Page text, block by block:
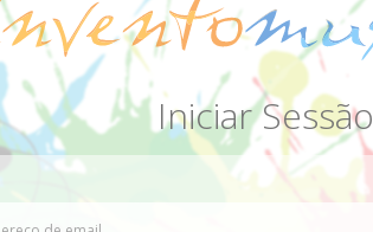
Iniciar Sessão